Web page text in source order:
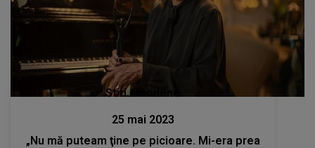
Stiri mondene
25 mai 2023
„Nu mă puteam ţine pe picioare. Mi-era prea